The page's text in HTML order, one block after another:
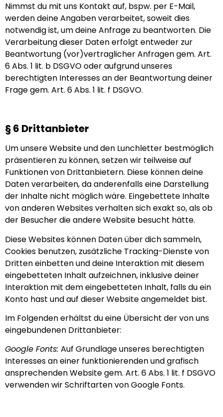
Nimmst du mit uns Kontakt auf, bspw. per E-Mail,
werden deine Angaben verarbeitet, soweit dies
notwendig ist, um deine Anfrage zu beantworten. Die
Verarbeitung dieser Daten erfolgt entweder zur
Beantwortung (vor)vertraglicher Anfragen gem. Art.
6 Abs. 1 lit. b DSGVO oder aufgrund unseres
berechtigten Interesses an der Beantwortung deiner
Frage gem. Art. 6 Abs. 1 lit. f DSGVO.
§ 6 Drittanbieter
Um unsere Website und den Lunchletter bestmöglich
präsentieren zu können, setzen wir teilweise auf
Funktionen von Drittanbietern. Diese können deine
Daten verarbeiten, da anderenfalls eine Darstellung
der Inhalte nicht möglich wäre. Eingebettete Inhalte
von anderen Websites verhalten sich exakt so, als ob
der Besucher die andere Website besucht hätte.
Diese Websites können Daten über dich sammeln,
Cookies benutzen, zusätzliche Tracking-Dienste von
Dritten einbetten und deine Interaktion mit diesem
eingebetteten Inhalt aufzeichnen, inklusive deiner
Interaktion mit dem eingebetteten Inhalt, falls du ein
Konto hast und auf dieser Website angemeldet bist.
Im Folgenden erhältst du eine Übersicht der von uns
eingebundenen Drittanbieter:
Google Fonts: Auf Grundlage unseres berechtigten
Interesses an einer funktionierenden und grafisch
ansprechenden Website gem. Art. 6 Abs. 1 lit. f DSGVO
verwenden wir Schriftarten von Google Fonts.